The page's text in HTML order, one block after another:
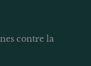
contre la